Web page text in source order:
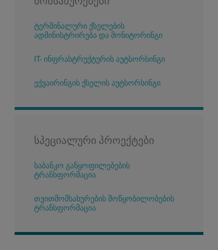
ტერმინალური ქსელების
ადმინისტრირება და მონიტორინგი
IT- ინფრასტრუქტურის აუტსორსინგი
ექვაირინგის ქსელის აუტსორსინგი
სპეციალური პროექტები
საბანკო განყოფილებების
ტრანსფორმაცია
თვითმომსახურების მოწყობილობების
ტრანსფორმაცია